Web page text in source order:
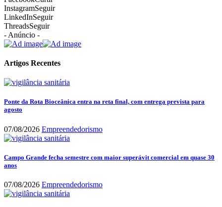
InstagramSeguir
LinkedInSeguir
ThreadsSeguir
- Anúncio -
Artigos Recentes
Ponte da Rota Bioceânica entra na reta final, com entrega prevista para
agosto
07/08/2026 Empreendedorismo
Campo Grande fecha semestre com maior superávit comercial em quase 30
anos
07/08/2026 Empreendedorismo